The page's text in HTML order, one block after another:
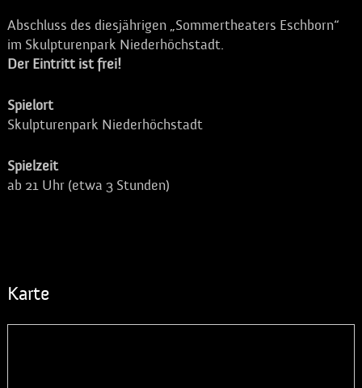
Abschluss des diesjährigen „Sommertheaters Eschborn“
im Skulpturenpark Niederhöchstadt.
Der Eintritt ist frei!
Spielort
Skulpturenpark Niederhöchstadt
Spielzeit
ab 21 Uhr (etwa 3 Stunden)
Karte